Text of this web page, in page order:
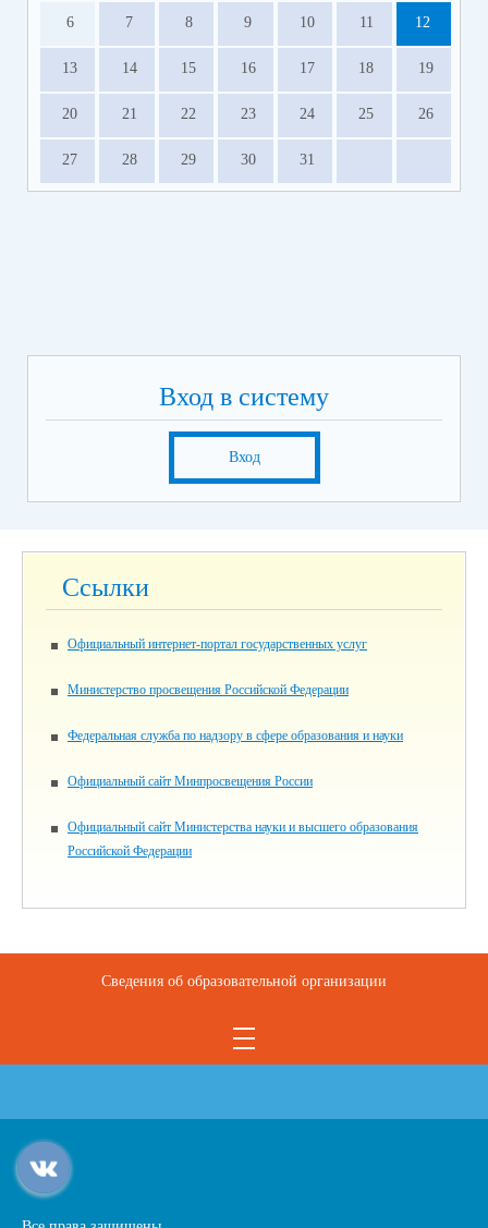
6 7 8 9 10 11 12
13 14 15 16 17 18 19
20 21 22 23 24 25 26
27 28 29 30 31
Вход в систему
Вход
Ссылки
Официальный интернет-портал государственных услуг
Министерство просвещения Российской Федерации
Федеральная служба по надзору в сфере образования и науки
Официальный сайт Минпросвещения России
Официальный сайт Министерства науки и высшего образования
Российской Федерации
Сведения об образовательной организации